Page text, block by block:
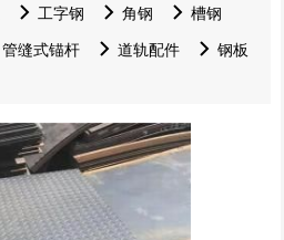
工字钢 角钢
槽钢
管缝式锚杆 道轨配件
钢板